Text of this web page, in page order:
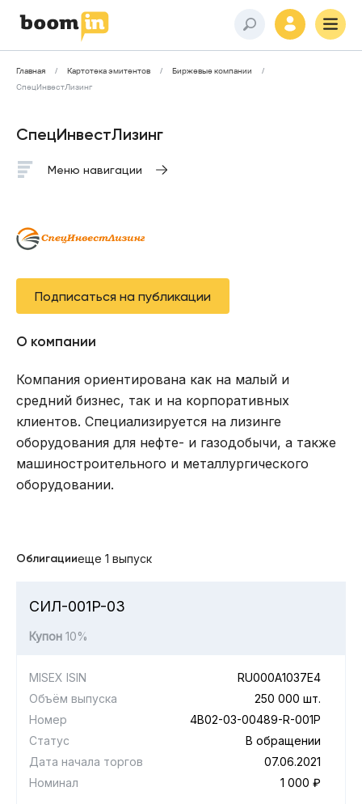
Главная Картотека эмитентов
Биржевые компании
СпецИнвестЛизинг
СпецИнвестЛизинг
Меню навигации
Подписаться на публикации
О компании
Компания ориентирована как на малый и
средний бизнес, так и на корпоративных
клиентов. Специализируется на лизинге
оборудования для нефте- и газодобычи, а также
машиностроительного и металлургического
оборудовании.
Облигацииеще 1 выпуск
СИЛ-001P-03
Купон 10%
MISEX ISIN
RU000A1037E4
Объём выпуска
250 000 шт.
Номер
4B02-03-00489-R-001P
Статус
В обращении
Дата начала торгов
07.06.2021
Номинал
1 000 ₽